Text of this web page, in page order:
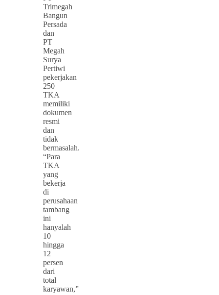
Trimegah
Bangun
Persada
dan
PT
Megah
Surya
Pertiwi
pekerjakan
250
TKA
memiliki
dokumen
resmi
dan
tidak
bermasalah.
“Para
TKA
yang
bekerja
di
perusahaan
tambang
ini
hanyalah
10
hingga
12
persen
dari
total
karyawan,”